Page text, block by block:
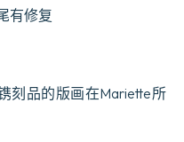
有修复
刻品的版画在Mariette所